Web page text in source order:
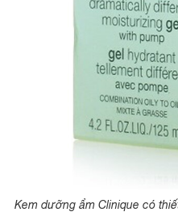
Kem dưỡng ẩm Clinique có